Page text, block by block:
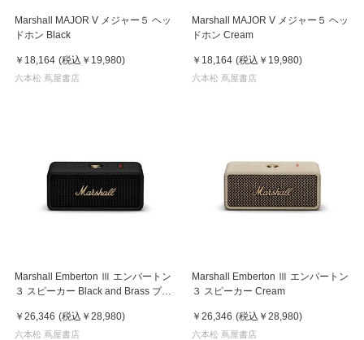
Marshall MAJOR V メジャー５ ヘッ
ドホン Black
￥18,164 (税込 ￥19,980)
六本松 蔦屋書店
Marshall MAJOR V メジャー５ ヘッ
ドホン Cream
￥18,164 (税込 ￥19,980)
六本松 蔦屋書店
Marshall Emberton Ⅲ エンバートン
３ スピーカー Black and Brass ブラ
￥26,346 (税込 ￥28,980)
六本松 蔦屋書店
Marshall Emberton Ⅲ エンバートン
３ スピーカー Cream
￥26,346 (税込 ￥28,980)
六本松 蔦屋書店